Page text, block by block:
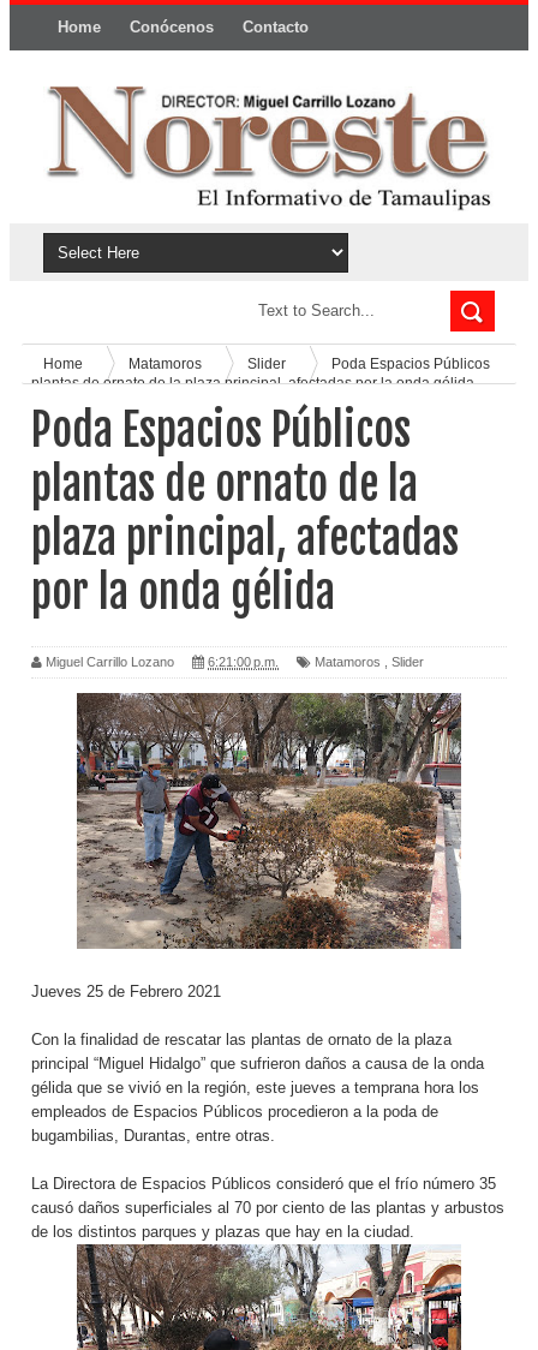
Home Conócenos Contacto
Home Matamoros Slider
Poda Espacios Públicos
plantas de ornato de la plaza principal, afectadas por la onda gélida
Poda Espacios Públicos
plantas de ornato de la
plaza principal, afectadas
por la onda gélida
Miguel Carrillo Lozano 6:21:00 p.m. Matamoros Slider
Jueves 25 de Febrero 2021
Con la finalidad de rescatar las plantas de ornato de la plaza
principal “Miguel Hidalgo” que sufrieron daños a causa de la onda
gélida que se vivió en la región, este jueves a temprana hora los
empleados de Espacios Públicos procedieron a la poda de
bugambilias, Durantas, entre otras.
La Directora de Espacios Públicos consideró que el frío número 35
causó daños superficiales al 70 por ciento de las plantas y arbustos
de los distintos parques y plazas que hay en la ciudad.